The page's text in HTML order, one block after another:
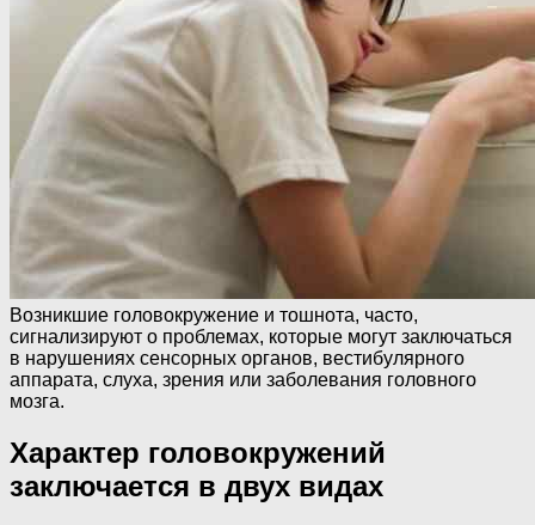
Возникшие головокружение и тошнота, часто,
сигнализируют о проблемах, которые могут заключаться
в нарушениях сенсорных органов, вестибулярного
аппарата, слуха, зрения или заболевания головного
мозга.
Характер головокружений
заключается в двух видах